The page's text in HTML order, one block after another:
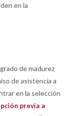
en la
de madurez
de asistencia a
en la selección
previa a